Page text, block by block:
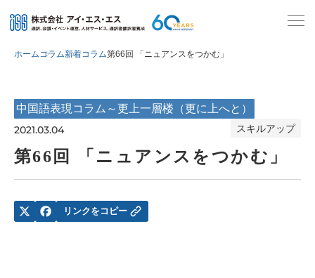
ホームコラム新着コラム第66回 「ニュアンスをつかむ」
中国語表現コラム～更上一層楼（更に上へと）
2021.03.04 スキルアップ
第66回 「ニュアンスをつかむ」
リンクをコピー